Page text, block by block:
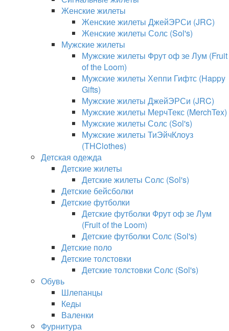
Женские жилеты
Женские жилеты ДжейЭРСи (JRC)
Женские жилеты Солс (Sol's)
Мужские жилеты
Мужские жилеты Фрут оф зе Лум (Fruit
of the Loom)
Мужские жилеты Хеппи Гифтс (Happy
Gifts)
Мужские жилеты ДжейЭРСи (JRC)
Мужские жилеты МерчТекс (MerchTex)
Мужские жилеты Солс (Sol's)
Мужские жилеты ТиЭйчКлоуз
(THClothes)
Детская одежда
Детские жилеты
Детские жилеты Солс (Sol's)
Детские бейсболки
Детские футболки
Детские футболки Фрут оф зе Лум
(Fruit of the Loom)
Детские футболки Солс (Sol's)
Детские поло
Детские толстовки
Детские толстовки Солс (Sol's)
Обувь
Шлепанцы
Кеды
Валенки
Фурнитура